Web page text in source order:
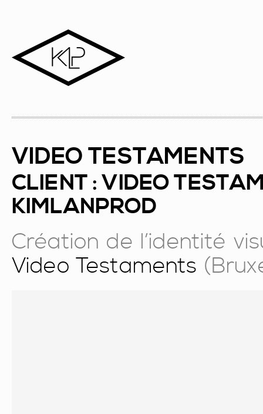
VIDEO TESTAMENTS
CLIENT : VIDEO
KIMLANPROD
Création de l’identité
Video Testaments